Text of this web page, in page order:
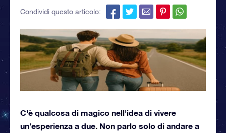
Condividi questo articolo:
C'è qualcosa di magico nell'idea di vivere
un’esperienza a due. Non parlo solo di andare a